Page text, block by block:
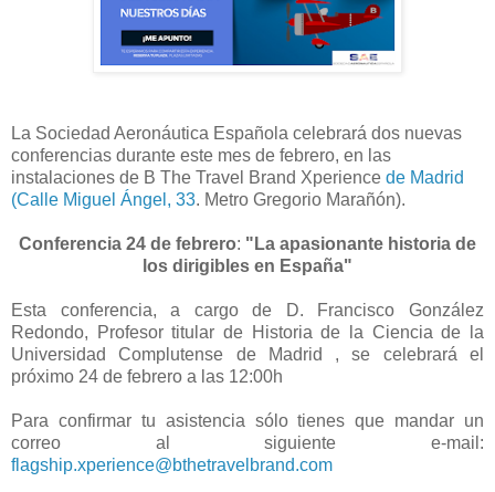
La Sociedad Aeronáutica Española celebrará dos nuevas
conferencias durante este mes de febrero, en las
instalaciones de B The Travel Brand Xperience de Madrid
(Calle Miguel Ángel, 33. Metro Gregorio Marañón).
Conferencia 24 de febrero: "La apasionante historia de
los dirigibles en España"
Esta conferencia, a cargo de D. Francisco González
Redondo, Profesor titular de Historia de la Ciencia de la
Universidad Complutense de Madrid , se celebrará el
próximo 24 de febrero a las 12:00h
Para confirmar tu asistencia sólo tienes que mandar un
correo al siguiente e-mail:
flagship.xperience@bthetravelbrand.com